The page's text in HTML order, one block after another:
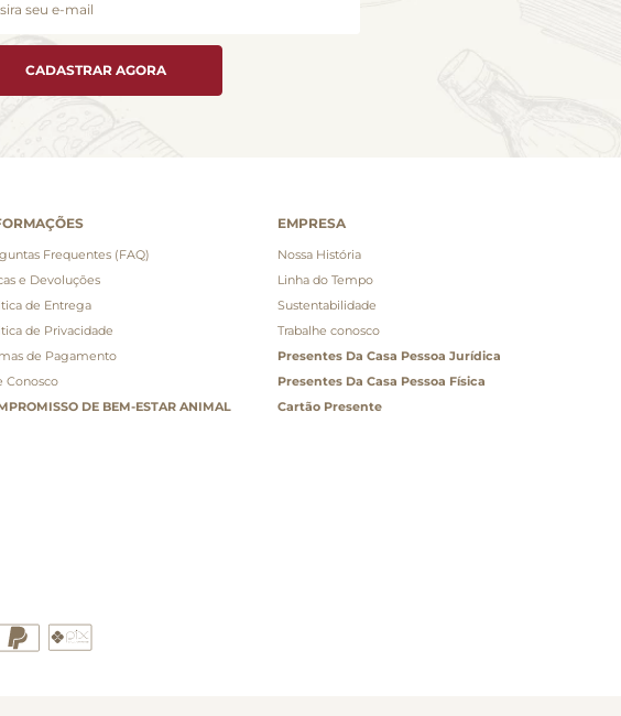
CADASTRAR AGORA
Frequentes (FAQ)
e Devoluções
de Entrega
de Privacidade
de Pagamento
Conosco
DE BEM-ESTAR ANIMAL
EMPRESA
Nossa História
Linha do Tempo
Sustentabilidade
Trabalhe conosco
Presentes Da Casa Pessoa Jurídica
Presentes Da Casa Pessoa Física
Cartão Presente